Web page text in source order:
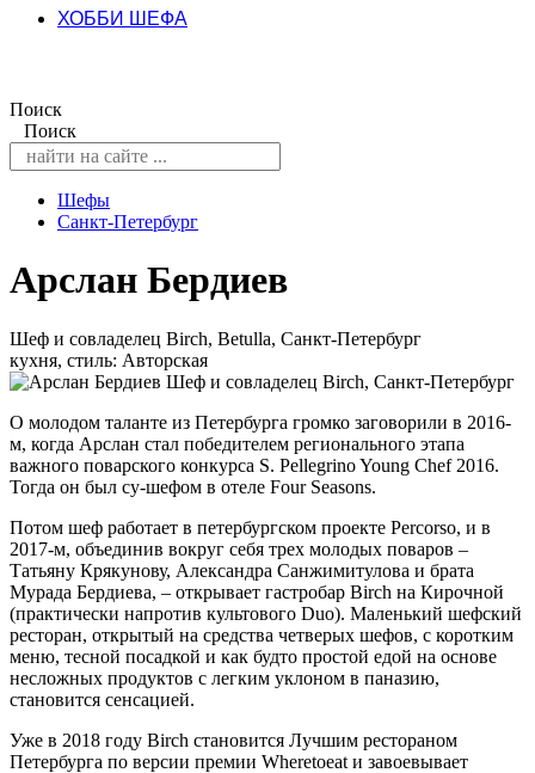
ХОББИ ШЕФА
Поиск
Поиск
Шефы
Санкт-Петербург
Арслан Бердиев
Шеф и совладелец Birch, Betulla, Санкт-Петербург
кухня, стиль: Авторская
О молодом таланте из Петербурга громко заговорили в 2016-
м, когда Арслан стал победителем регионального этапа
важного поварского конкурса S. Pellegrino Young Chef 2016.
Тогда он был су-шефом в отеле Four Seasons.
Потом шеф работает в петербургском проекте Percorso, и в
2017-м, объединив вокруг себя трех молодых поваров –
Татьяну Крякунову, Александра Санжимитулова и брата
Мурада Бердиева, – открывает гастробар Birch на Кирочной
(практически напротив культового Duo). Маленький шефский
ресторан, открытый на средства четверых шефов, с коротким
меню, тесной посадкой и как будто простой едой на основе
несложных продуктов с легким уклоном в паназию,
становится сенсацией.
Уже в 2018 году Birch становится Лучшим рестораном
Петербурга по версии премии Wheretoeat и завоевывает